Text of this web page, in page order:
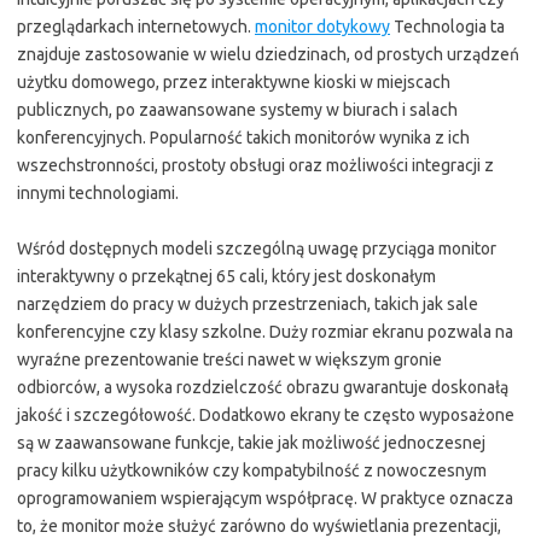
przeglądarkach internetowych. monitor dotykowy Technologia ta
znajduje zastosowanie w wielu dziedzinach, od prostych urządzeń
użytku domowego, przez interaktywne kioski w miejscach
publicznych, po zaawansowane systemy w biurach i salach
konferencyjnych. Popularność takich monitorów wynika z ich
wszechstronności, prostoty obsługi oraz możliwości integracji z
innymi technologiami.
Wśród dostępnych modeli szczególną uwagę przyciąga monitor
interaktywny o przekątnej 65 cali, który jest doskonałym
narzędziem do pracy w dużych przestrzeniach, takich jak sale
konferencyjne czy klasy szkolne. Duży rozmiar ekranu pozwala na
wyraźne prezentowanie treści nawet w większym gronie
odbiorców, a wysoka rozdzielczość obrazu gwarantuje doskonałą
jakość i szczegółowość. Dodatkowo ekrany te często wyposażone
są w zaawansowane funkcje, takie jak możliwość jednoczesnej
pracy kilku użytkowników czy kompatybilność z nowoczesnym
oprogramowaniem wspierającym współpracę. W praktyce oznacza
to, że monitor może służyć zarówno do wyświetlania prezentacji,